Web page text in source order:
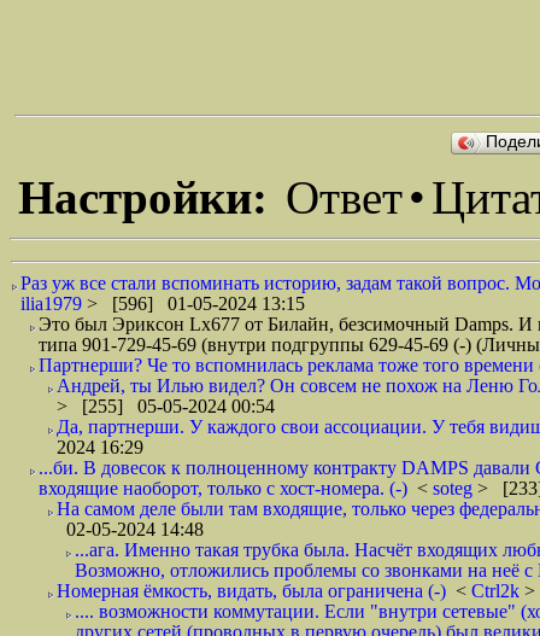
Настройки: Ответ•
Раз уж все стали вспоминать историю, задам такой вопрос.
ilia1979 > [596] 01-05-2024 13:15
Это был Эриксон Lx677 от Билайн, безсимочный Damps.
типа 901-729-45-69 (внутри подгруппы 629-45-69 (-)
Партнерши? Че то вспомнилась реклама тоже того времени
Андрей, ты Илью видел? Он совсем не похож на Леню
> [255] 05-05-2024 00:54
Да, партнерши. У каждого свои ассоциации. У тебя
2024 16:29
...би. В довесок к полноценному контракту DAMPS
входящие наоборот, только с хост-номера. (-) < soteg >
На самом деле были там входящие, только через
02-05-2024 14:48
...ага. Именно такая трубка была. Насчёт входящих
Возможно, отложились проблемы со звонками на неё
Номерная ёмкость, видать, была ограничена (-) < Ctrl2k >
.... возможности коммутации. Если "внутри сетевые"
других сетей (проводных в первую очередь) был